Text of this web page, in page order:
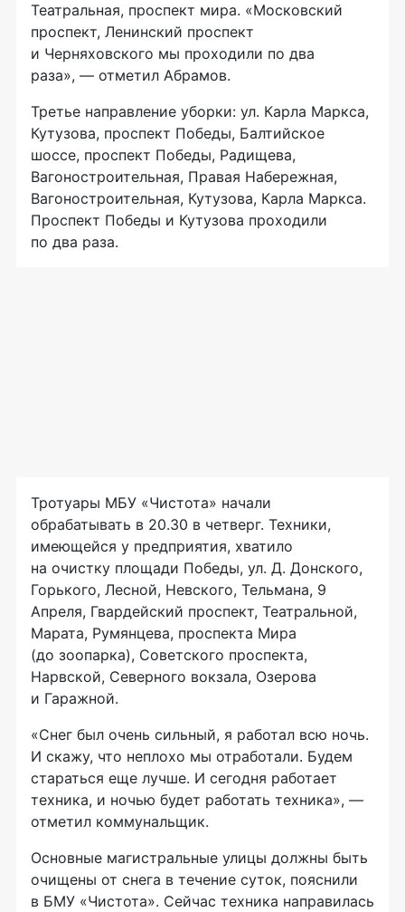
Театральная, проспект мира. «Московский
проспект, Ленинский проспект
и Черняховского мы проходили по два
раза», — отметил Абрамов.
Третье направление уборки: ул. Карла Маркса,
Кутузова, проспект Победы, Балтийское
шоссе, проспект Победы, Радищева,
Вагоностроительная, Правая Набережная,
Вагоностроительная, Кутузова, Карла Маркса.
Проспект Победы и Кутузова проходили
по два раза.
Тротуары МБУ «Чистота» начали
обрабатывать в 20.30 в четверг. Техники,
имеющейся у предприятия, хватило
на очистку площади Победы, ул. Д. Донского,
Горького, Лесной, Невского, Тельмана, 9
Апреля, Гвардейский проспект, Театральной,
Марата, Румянцева, проспекта Мира
(до зоопарка), Советского проспекта,
Нарвской, Северного вокзала, Озерова
и Гаражной.
«Снег был очень сильный, я работал всю ночь.
И скажу, что неплохо мы отработали. Будем
стараться еще лучше. И сегодня работает
техника, и ночью будет работать техника», —
отметил коммунальщик.
Основные магистральные улицы должны быть
очищены от снега в течение суток, пояснили
в БМУ «Чистота». Сейчас техника направилась